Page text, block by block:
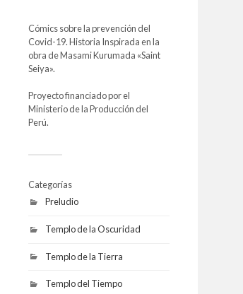
Cómics sobre la prevención del
Covid-19. Historia Inspirada en la
obra de Masami Kurumada «Saint
Seiya».
Proyecto financiado por el
Ministerio de la Producción del
Perú.
Categorías
Preludio
Templo de la Oscuridad
Templo de la Tierra
Templo del Tiempo